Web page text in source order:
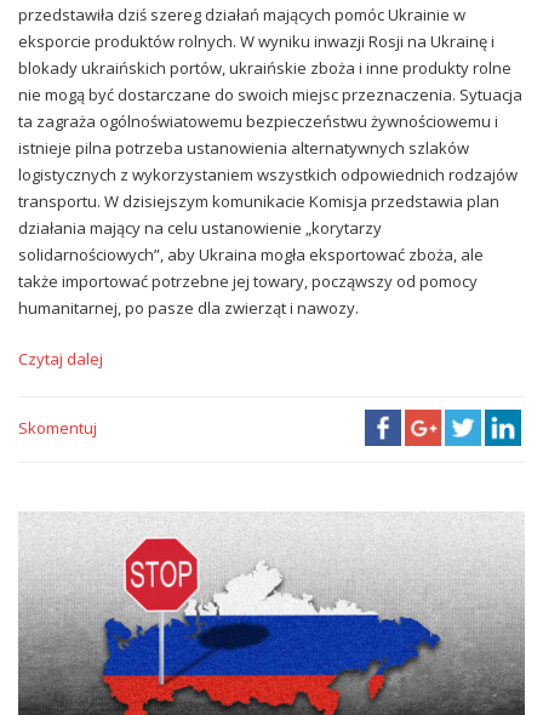
przedstawiła dziś szereg działań mających pomóc Ukrainie w
eksporcie produktów rolnych. W wyniku inwazji Rosji na Ukrainę i
blokady ukraińskich portów, ukraińskie zboża i inne produkty rolne
nie mogą być dostarczane do swoich miejsc przeznaczenia. Sytuacja
ta zagraża ogólnoświatowemu bezpieczeństwu żywnościowemu i
istnieje pilna potrzeba ustanowienia alternatywnych szlaków
logistycznych z wykorzystaniem wszystkich odpowiednich rodzajów
transportu. W dzisiejszym komunikacie Komisja przedstawia plan
działania mający na celu ustanowienie „korytarzy
solidarnościowych”, aby Ukraina mogła eksportować zboża, ale
także importować potrzebne jej towary, począwszy od pomocy
humanitarnej, po pasze dla zwierząt i nawozy.
Czytaj dalej
Skomentuj